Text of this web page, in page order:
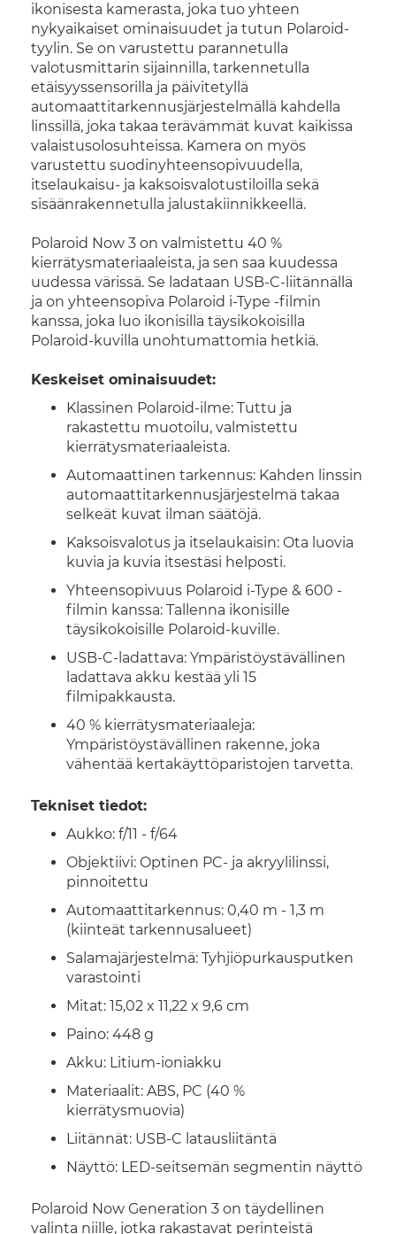
ikonisesta kamerasta, joka tuo yhteen
nykyaikaiset ominaisuudet ja tutun Polaroid-
tyylin. Se on varustettu parannetulla
valotusmittarin sijainnilla, tarkennetulla
etäisyyssensorilla ja päivitetyllä
automaattitarkennusjärjestelmällä kahdella
linssillä, joka takaa terävämmät kuvat kaikissa
valaistusolosuhteissa. Kamera on myös
varustettu suodinyhteensopivuudella,
itselaukaisu- ja kaksoisvalotustiloilla sekä
sisäänrakennetulla jalustakiinnikkeellä.
Polaroid Now 3 on valmistettu 40 %
kierrätysmateriaaleista, ja sen saa kuudessa
uudessa värissä. Se ladataan USB-C-liitännällä
ja on yhteensopiva Polaroid i-Type -filmin
kanssa, joka luo ikonisilla täysikokoisilla
Polaroid-kuvilla unohtumattomia hetkiä.
Keskeiset ominaisuudet:
Klassinen Polaroid-ilme: Tuttu ja
rakastettu muotoilu, valmistettu
kierrätysmateriaaleista.
Automaattinen tarkennus: Kahden linssin
automaattitarkennusjärjestelmä takaa
selkeät kuvat ilman säätöjä.
Kaksoisvalotus ja itselaukaisin: Ota luovia
kuvia ja kuvia itsestäsi helposti.
Yhteensopivuus Polaroid i-Type & 600 -
filmin kanssa: Tallenna ikonisille
täysikokoisille Polaroid-kuville.
USB-C-ladattava: Ympäristöystävällinen
ladattava akku kestää yli 15
filmipakkausta.
40 % kierrätysmateriaaleja:
Ympäristöystävällinen rakenne, joka
vähentää kertakäyttöparistojen tarvetta.
Tekniset tiedot:
Aukko: f/11 - f/64
Objektiivi: Optinen PC- ja akryylilinssi,
pinnoitettu
Automaattitarkennus: 0,40 m - 1,3 m
(kiinteät tarkennusalueet)
Salamajärjestelmä: Tyhjiöpurkausputken
varastointi
Mitat: 15,02 x 11,22 x 9,6 cm
Paino: 448 g
Akku: Litium-ioniakku
Materiaalit: ABS, PC (40 %
kierrätysmuovia)
Liitännät: USB-C latausliitäntä
Näyttö: LED-seitsemän segmentin näyttö
Polaroid Now Generation 3 on täydellinen
valinta niille, jotka rakastavat perinteistä